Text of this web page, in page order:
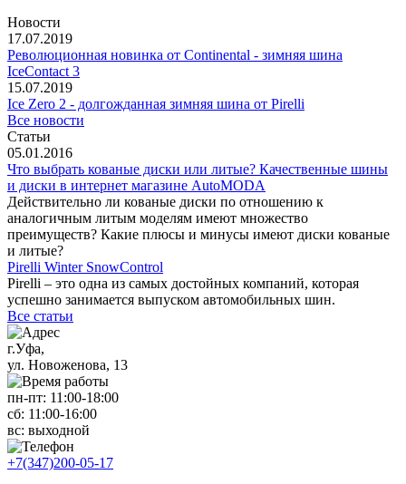
Новости
17.07.2019
Революционная новинка от Continental - зимняя шина
IceContact 3
15.07.2019
Ice Zero 2 - долгожданная зимняя шина от Pirelli
Все новости
Статьи
05.01.2016
Что выбрать кованые диски или литые? Качественные шины
и диски в интернет магазине AutoMODA
Действительно ли кованые диски по отношению к
аналогичным литым моделям имеют множество
преимуществ? Какие плюсы и минусы имеют диски кованые
и литые?
Pirelli Winter SnowControl
Pirelli – это одна из самых достойных компаний, которая
успешно занимается выпуском автомобильных шин.
Все статьи
г.Уфа,
ул. Новоженова, 13
пн-пт: 11 :00-18:00
сб: 11 :00-16:00
вс: выходной
+7(347)200-05-17